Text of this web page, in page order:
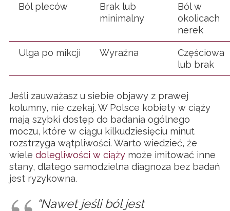
Ból pleców
Brak lub
minimalny
Ból w
okolicach
nerek
Ulga po mikcji Wyraźna
Częściowa
lub brak
Jeśli zauważasz u siebie objawy z prawej
kolumny, nie czekaj. W Polsce kobiety w ciąży
mają szybki dostęp do badania ogólnego
moczu, które w ciągu kilkudziesięciu minut
rozstrzyga wątpliwości. Warto wiedzieć, że
wiele dolegliwości w ciąży może imitować inne
stany, dlatego samodzielna diagnoza bez badań
jest ryzykowna.
“Nawet jeśli ból jest